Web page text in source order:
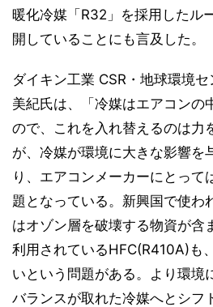
暖化冷媒「R32」を採用したル
開していることにも言及した。
ダイキン工業 CSR・地球環境
美紀氏は、「冷媒はエアコンの
ので、これを入れ替えるのは力
が、冷媒が環境に大きな影響を
り、エアコンメーカーにとって
題となっている。新興国で使わ
はオゾン層を破壊する物資が含
利用されているHFC(R410A)も
いという問題がある。より環境
バランスが取れた冷媒へとシフ